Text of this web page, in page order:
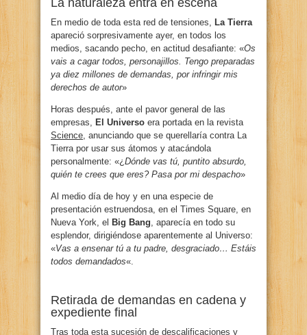
En medio de toda esta red de tensiones,
La Tierra
apareció sorpresivamente ayer, en todos los
medios, sacando pecho, en actitud desafiante: «Os
vais a cagar todos, personajillos. Tengo preparadas
ya diez millones de demandas, por infringir mis
derechos de autor»
Horas después, ante el pavor general de las
empresas,
El Universo era portada en la revista
Science , anunciando que se querellaría contra La
Tierra por usar sus átomos y atacándola
personalmente: «¿ Dónde vas tú, puntito absurdo,
quién te crees que eres? Pasa por mi despacho»
Al medio día de hoy y en una especie de
presentación estruendosa, en el Times Square, en
Nueva York, el Big Bang , aparecía en todo su
esplendor, dirigiéndose aparentemente al Universo:
«Vas a ensenar tú a tu padre, desgraciado… Estáis
todos demandados«.
Retirada de demandas en cadena y
expediente final
Tras toda esta sucesión de descalificaciones y